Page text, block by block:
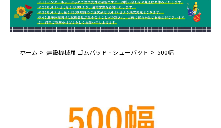
ホーム 建設機械用 ゴムパッド・シューパッド 500幅